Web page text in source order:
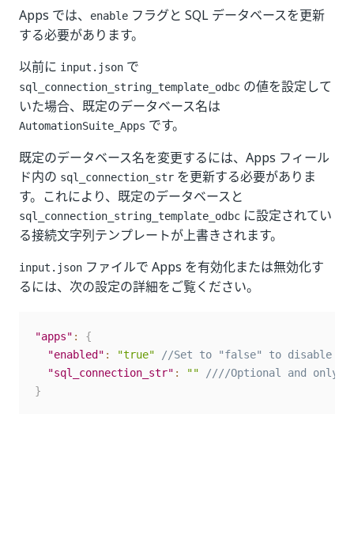
Apps では、 enable フラグと SQL データベースを更新
する必要があります。
以前に input.json で
sql_connection_string_template_odbc の値を設定して
いた場合、既定のデータベース名は
AutomationSuite_Apps です。
既定のデータベース名を変更するには、Apps フィール
ド内の sql_connection_str を更新する必要がありま
す。これにより、既定のデータベースと
sql_connection_string_template_odbc に設定されてい
る接続文字列テンプレートが上書きされます。
input.json ファイルで Apps を有効化または無効化す
るには、次の設定の詳細をご覧ください。
"apps" :
{
"enabled" : "true"
//Set to "false" to disable the
"sql_connection_str" : ""
////Optional and only
}